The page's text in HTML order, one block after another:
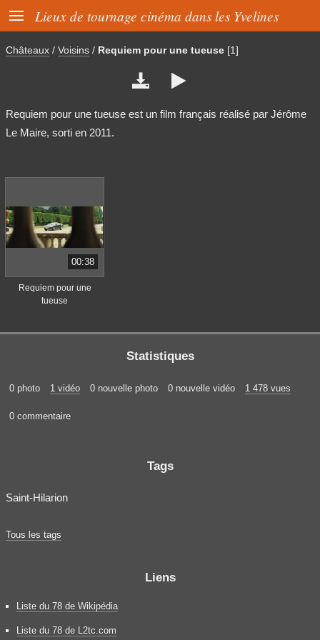
 Lieux de tournage cinéma dans les Yvelines
Châteaux / Voisins / Requiem pour une tueuse [1]
 
Requiem pour une tueuse est un film français réalisé par Jérôme
Le Maire, sorti en 2011.
00:38
Requiem pour une
tueuse
Statistiques
0 photo 1 vidéo 0 nouvelle photo 0 nouvelle vidéo 1 478 vues
0 commentaire
Tags
Saint-Hilarion
Tous les tags
Liens
Liste du 78 de Wikipédia
Liste du 78 de L2tc.com